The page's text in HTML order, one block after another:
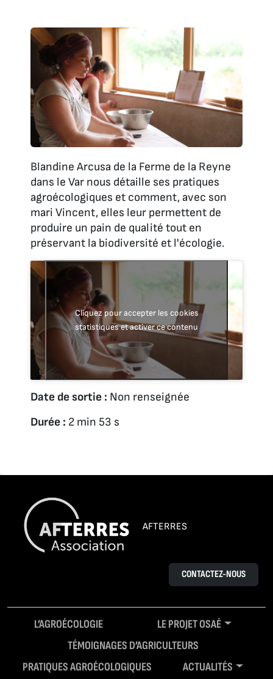
Blandine Arcusa de la Ferme de la Reyne
dans le Var nous détaille ses pratiques
agroécologiques et comment, avec son
mari Vincent, elles leur permettent de
produire un pain de qualité tout en
préservant la biodiversité et l'écologie.
Cliquez pour accepter les cookies
statistiques et activer ce contenu
Date de sortie : Non renseignée
Durée : 2 min 53 s
AFTERRES
CONTACTEZ-NOUS
L’AGROÉCOLOGIE
LE PROJET OSAÉ
TÉMOIGNAGES D’AGRICULTEURS
PRATIQUES AGROÉCOLOGIQUES
ACTUALITÉS